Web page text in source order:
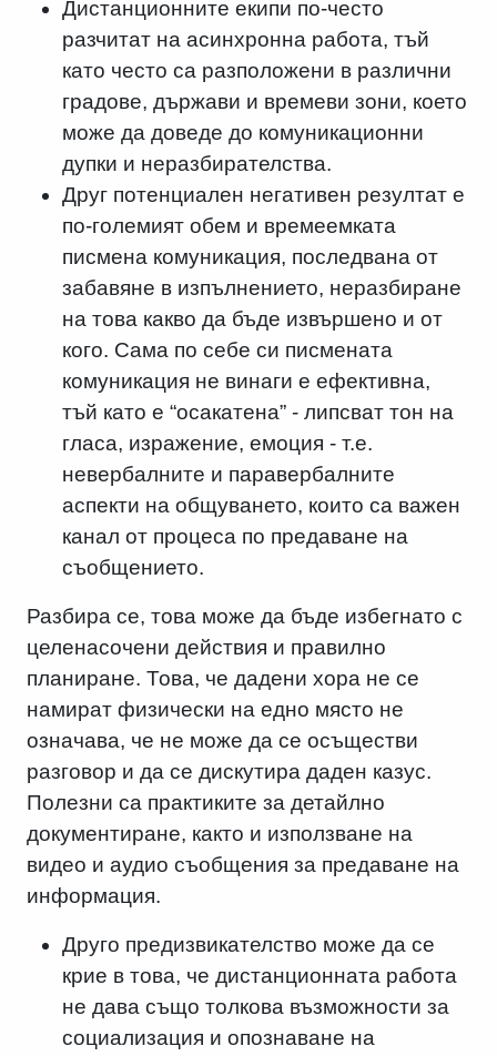
Дистанционните екипи по-често
разчитат на асинхронна работа, тъй
като често са разположени в различни
градове, държави и времеви зони, което
може да доведе до комуникационни
дупки и неразбирателства.
Друг потенциален негативен резултат е
по-големият обем и времеемката
писмена комуникация, последвана от
забавяне в изпълнението, неразбиране
на това какво да бъде извършено и от
кого. Сама по себе си писмената
комуникация не винаги е ефективна,
тъй като е “осакатена” - липсват тон на
гласа, изражение, емоция - т.е.
невербалните и паравербалните
аспекти на общуването, които са важен
канал от процеса по предаване на
съобщението.
Разбира се, това може да бъде избегнато с
целенасочени действия и правилно
планиране. Това, че дадени хора не се
намират физически на едно място не
означава, че не може да се осъществи
разговор и да се дискутира даден казус.
Полезни са практиките за детайлно
документиране, както и използване на
видео и аудио съобщения за предаване на
информация.
Друго предизвикателство може да се
крие в това, че дистанционната работа
не дава също толкова възможности за
социализация и опознаване на